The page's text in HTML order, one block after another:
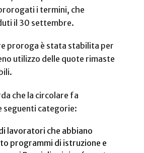
i termini, che
il 30 settembre.
proroga è stata stabilita per
utilizzo delle quote rimaste
che la circolare fa
seguenti categorie:
lavoratori che abbiano
programmi di istruzione e